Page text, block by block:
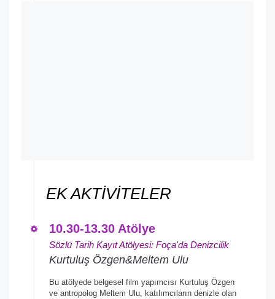
EK AKTİVİTELER
10.30-13.30 Atölye
Sözlü Tarih Kayıt Atölyesi: Foça'da Denizcilik
Kurtuluş Özgen&Meltem Ulu
Bu atölyede belgesel film yapımcısı Kurtuluş Özgen
ve antropolog Meltem Ulu, katılımcıların denizle olan